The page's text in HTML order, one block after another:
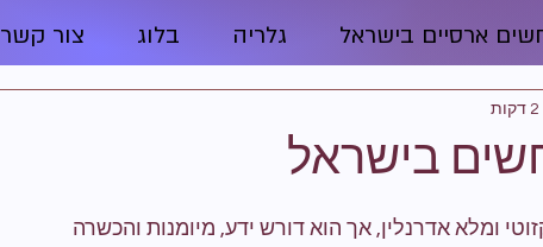
ארסיים בישראל גלריה בלוג צור קשר
בישראל
ומלא אדרנלין, אך הוא דורש ידע, מיומנות והכשרה